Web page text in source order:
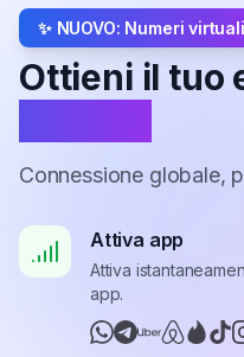
✨ NUOVO: Numeri virtuali
Ottieni il tuo
Connessione globale,
Attiva app
Attiva
app.